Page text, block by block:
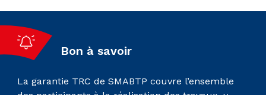
Bon à savoir
La garantie TRC de SMABTP couvre l’ensemble